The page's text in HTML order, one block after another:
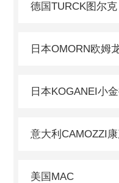
德国TURCK图尔克
日本OMORN欧姆
日本KOGANEI小
意大利CAMOZZI
美国MAC